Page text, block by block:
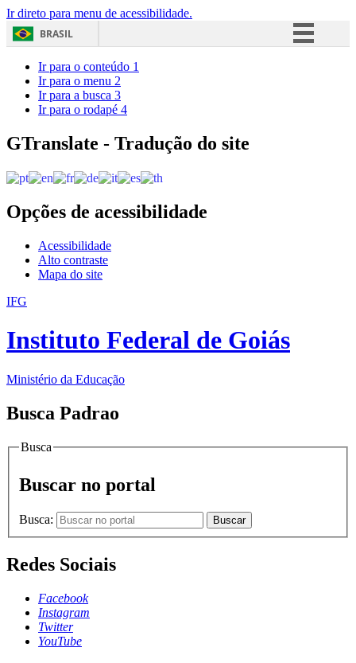
Ir direto para menu de acessibilidade.
BRASIL
Acesso à informação
Ir para o conteúdo 1
Ir para o menu 2
Ir para a busca 3
Ir para o rodapé 4
GTranslate - Tradução do site
Opções de acessibilidade
Acessibilidade
Alto contraste
Mapa do site
IFG
Instituto Federal de Goiás
Ministério da Educação
Busca Padrao
Busca
Buscar no portal
Busca: Buscar
Redes Sociais
Facebook
Instagram
Twitter
YouTube